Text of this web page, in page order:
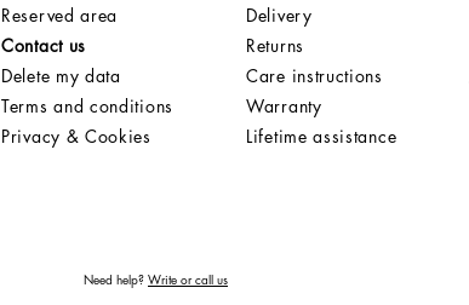
Reserved area
Contact us
Delete my data
Terms and conditions
Privacy & Cookies
Delivery
Returns
Care instructions
Warranty
Lifetime assistance
Need help? Write or call us